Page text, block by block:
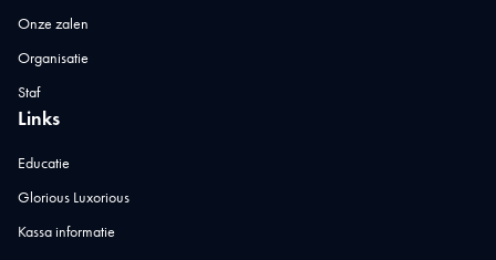
Onze zalen
Organisatie
Staf
Links
Educatie
Glorious Luxorious
Kassa informatie